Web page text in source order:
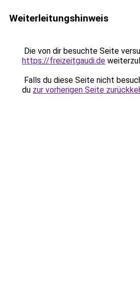
Weiterleitungshinweis
Die von dir besuchte Seite
https://freizeitgaudi.de
Falls du diese Seite nicht
du zur vorherigen Seite